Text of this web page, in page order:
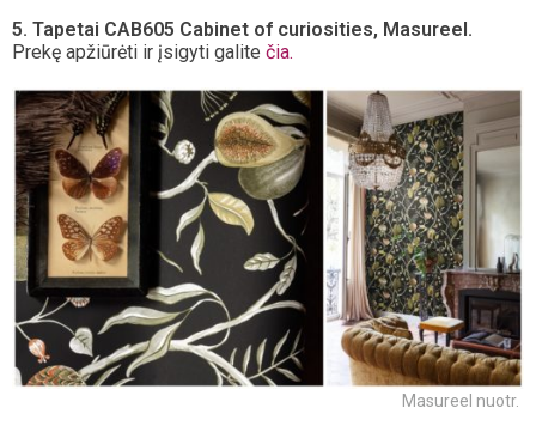
5. Tapetai CAB605 Cabinet of curiosities, Masureel.
Prekę apžiūrėti ir įsigyti galite čia.
Masureel nuotr.